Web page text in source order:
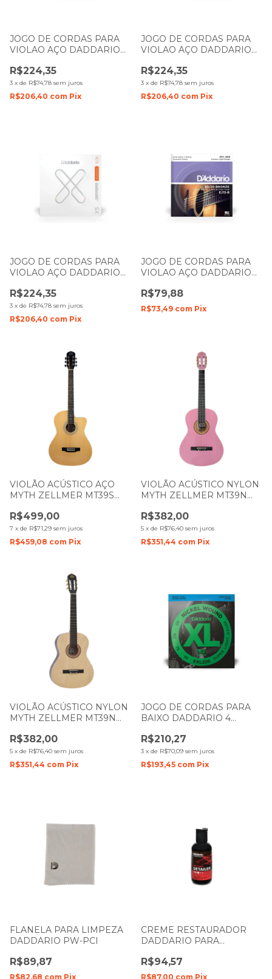
JOGO DE CORDAS PARA
VIOLAO AÇO DADDARIO
012- 053 XSAPB1253
R$224,35
3 x de R$74,78 sem juros
R$206,40 com Pix
JOGO DE CORDAS PARA
VIOLAO AÇO DADDARIO
011- 052 XSAPB1152
R$224,35
3 x de R$74,78 sem juros
R$206,40 com Pix
JOGO DE CORDAS PARA
VIOLAO AÇO DADDARIO
010- 047 XSAPB1047
R$224,35
3 x de R$74,78 sem juros
R$206,40 com Pix
JOGO DE CORDAS PARA
VIOLAO AÇO DADDARIO
EJ13-B
R$79,88
R$73,49 com Pix
VIOLÃO ACÚSTICO AÇO
MYTH ZELLMER MT39S
1067/ 1591
R$499,00
7 x de R$71,29 sem juros
R$459,08 com Pix
VIOLÃO ACÚSTICO NYLON
MYTH ZELLMER MT39N
R$382,00
5 x de R$76,40 sem juros
R$351,44 com Pix
VIOLÃO ACÚSTICO NYLON
MYTH ZELLMER MT39N
BROWN 1268
R$382,00
5 x de R$76,40 sem juros
R$351,44 com Pix
JOGO DE CORDAS PARA
BAIXO DADDARIO 4
R$210,27
3 x de R$70,09 sem juros
R$193,45 com Pix
FLANELA PARA LIMPEZA
DADDARIO PW-PCI
R$89,87
R$82,68 com Pix
CREME RESTAURADOR
DADDARIO PARA
R$94,57
R$87,00 com Pix